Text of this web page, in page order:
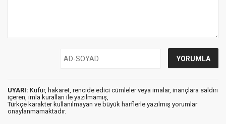
UYARI: Küfür, hakaret, rencide edici cümleler veya imalar, inançlara saldırı
içeren, imla kuralları ile yazılmamış,
Türkçe karakter kullanılmayan ve büyük harflerle yazılmış yorumlar
onaylanmamaktadır.